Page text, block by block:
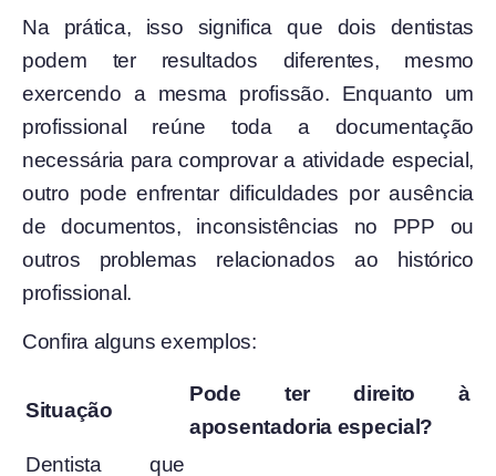
Na prática, isso significa que dois dentistas
podem ter resultados diferentes, mesmo
exercendo a mesma profissão. Enquanto um
profissional reúne toda a documentação
necessária para comprovar a atividade especial,
outro pode enfrentar dificuldades por ausência
de documentos, inconsistências no PPP ou
outros problemas relacionados ao histórico
profissional.
Confira alguns exemplos:
Situação
Pode ter direito à
aposentadoria especial?
Dentista que